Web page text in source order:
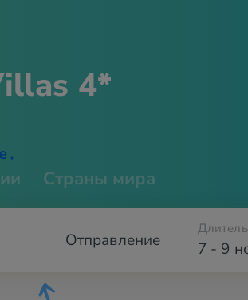
4*
,
Страны мира
Отправление 7 - 9